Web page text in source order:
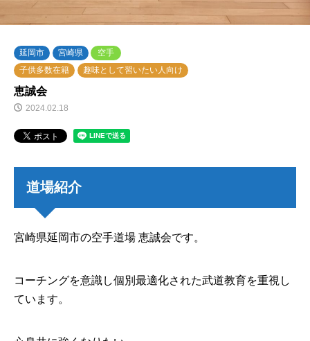
延岡市 宮崎県
空手
子供多数在籍
趣味として習いたい人向け
恵誠会
2024.02.18
道場紹介
宮崎県延岡市の空手道場 恵誠会です。
コーチングを意識し個別最適化された武道教育を重視し
ています。